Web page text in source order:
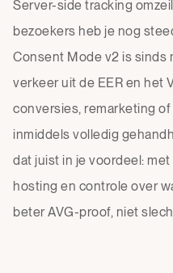
Server-side tracking
bezoekers heb je nog
Consent Mode v2 is sinds
verkeer uit de EER en het
conversies, remarketing
inmiddels volledig
dat juist in je voordeel:
hosting en controle over
beter AVG-proof, niet